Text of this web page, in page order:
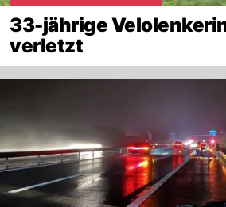
33-jährige
verletzt